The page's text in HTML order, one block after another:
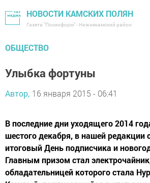
НОВОСТИ КАМСКИХ ПОЛЯН
Газета "Посинформ" - Нижнекамский район
ОБЩЕСТВО
Улыбка фортуны
Автор, 16 января 2015 - 06:41
В последние дни уходящего 2014
шестого декабря, в нашей редакции
итоговый День подписчика и
Главным призом стал
обладательницей которого стала